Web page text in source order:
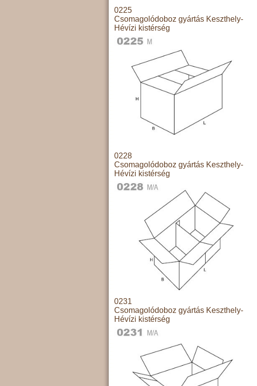
0225
Csomagolódoboz gyártás Keszthely-
Hévízi kistérség
0228
Csomagolódoboz gyártás Keszthely-
Hévízi kistérség
0231
Csomagolódoboz gyártás Keszthely-
Hévízi kistérség